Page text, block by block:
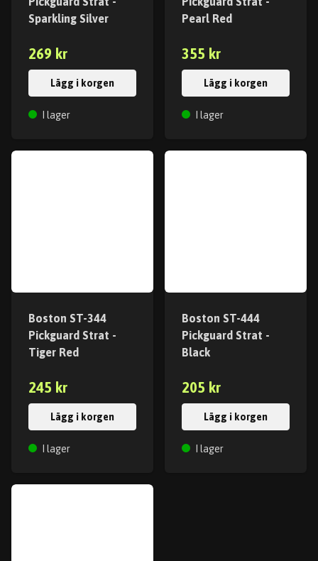
Sparkling Silver
269 kr
Lägg i korgen
I lager
Pearl Red
355 kr
Lägg i korgen
I lager
Boston ST-344
Pickguard Strat -
Tiger Red
245 kr
Lägg i korgen
I lager
Boston ST-444
Pickguard Strat -
Black
205 kr
Lägg i korgen
I lager